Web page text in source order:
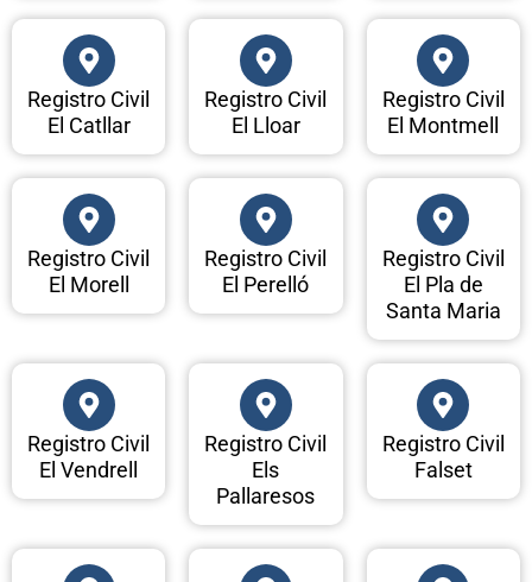
Registro Civil
El Catllar
Registro Civil
El Lloar
Registro Civil
El Montmell
Registro Civil
El Morell
Registro Civil
El Perelló
Registro Civil
El Pla de
Santa Maria
Registro Civil
El Vendrell
Registro Civil
Els
Pallaresos
Registro Civil
Falset